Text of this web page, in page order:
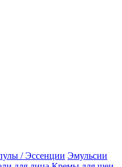
/ Эссенции Эмульсии